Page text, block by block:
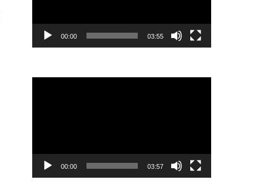
00:00 03:55
動
00:00 03:57